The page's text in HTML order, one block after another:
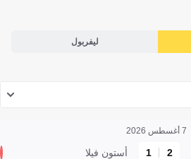
ليفربول
7 أغسطس 2026
2
1 أستون فيلا